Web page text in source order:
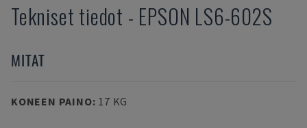
Tekniset tiedot - EPSON LS6-602S
MITAT
KONEEN PAINO: 17 KG